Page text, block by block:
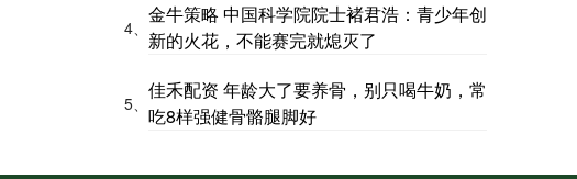
4、
金牛策略 中国科学院院士褚君浩：青少年创
新的火花，不能赛完就熄灭了
5、
佳禾配资 年龄大了要养骨，别只喝牛奶，常
吃8样强健骨骼腿脚好